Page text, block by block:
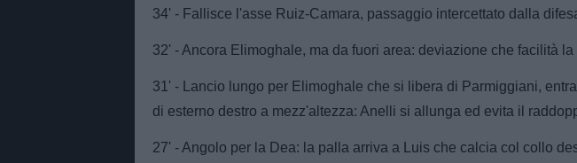
34' - Fallisce l'asse Ruiz-Camara, passaggio intercettato dalla
32' - Ancora Elimoghale, ma da fuori area: deviazione che facilità
31' - Lancio lungo per Elimoghale che si libera di Parmiggiani,
di esterno destro a mezz'altezza: Anelli si allunga ed evita il
27' - Angolo per la Dea: la palla arriva a Luis che calcia col collo